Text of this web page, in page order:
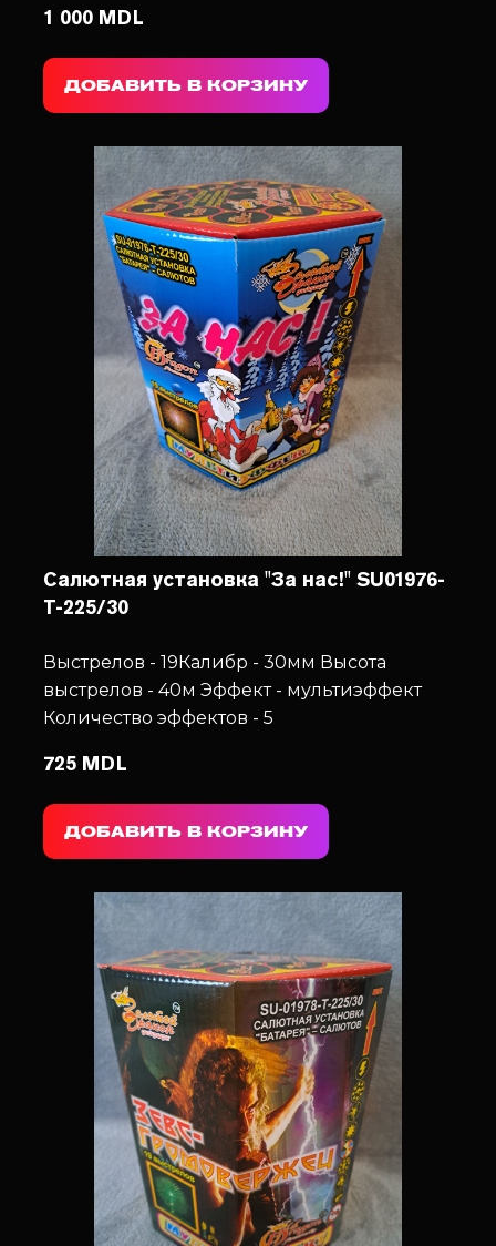
1 000 MDL
ДОБАВИТЬ В КОРЗИНУ
Салютная установка "За нас!" SU01976-
T-225/30
Выстрелов - 19Калибр - 30мм Высота
выстрелов - 40м Эффект - мультиэффект
Количество эффектов - 5
725 MDL
ДОБАВИТЬ В КОРЗИНУ